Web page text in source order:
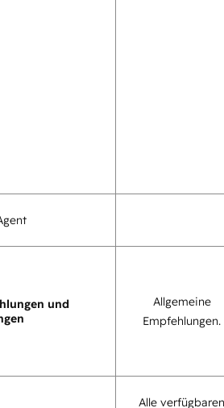
und
Allgemeine
Empfehlungen.
Alle verfügbaren